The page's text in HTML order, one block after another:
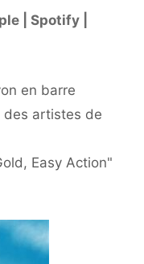
| Spotify |
en barre
des artistes de
Easy Action"